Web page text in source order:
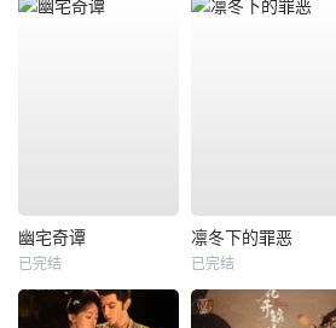
幽宅奇谭
已完结
凛冬下的罪恶
已完结